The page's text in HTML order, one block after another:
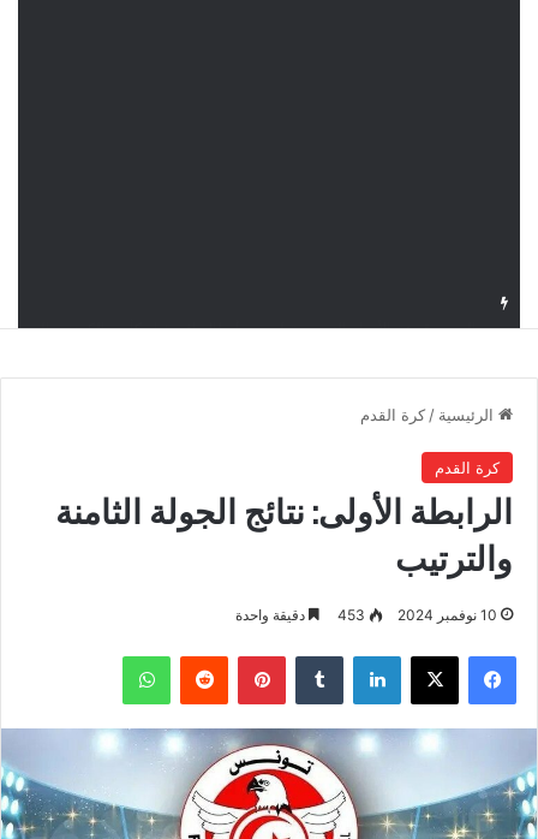
الرئيسية / كرة القدم
كرة القدم
الرابطة الأولى: نتائج الجولة الثامنة
والترتيب
10 نوفمبر 2024 453 دقيقة واحدة
فيسبوك ‫X لينكدإن بينتيريست واتساب